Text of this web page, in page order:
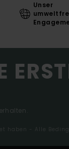
Unser
haben - Alle